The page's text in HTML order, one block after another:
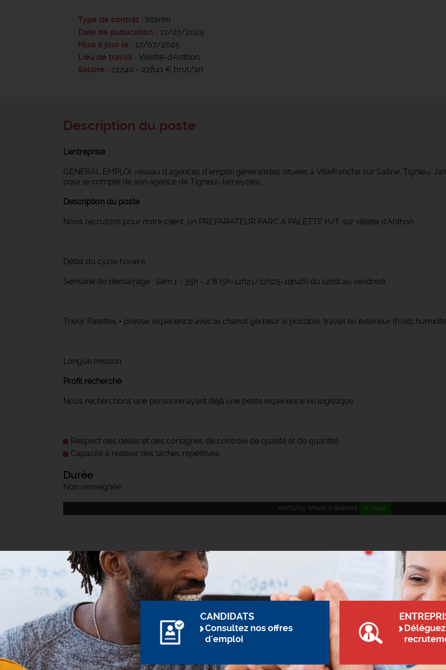
Type de contrat
Intérim
Date de publication
17/07/2025
Mise à jour le
17/07/2025
Lieu de travail
Villette-d'Anthon
Salaire
22240 - 22841 € brut/an
Description du poste
L'entreprise
GÉNÉRAL EMPLOI, réseau d'agences d’emploi généralistes situées à Villefranche sur Saône, Tignieu-
pour le compte de son agence de Tignieu-Jameyzieu.
Description du poste
Nous recrutons pour notre client, un PREPARATEUR PARC A PALETTE H/F sur villette d'Anthon
Détail du cycle horaire :
Semaine de démarrage : Sem.1 - 35h - 2*8 (5h-12h21/12h25-19h46) du lundi au vendredi
Trieur Palettes + presse, expérience avec le chariot gerbeur si possible, travail en extérieur (froid,
Longue mission
Profil recherché
Nous recherchons une personne ayant déjà une petite expérience en logistique
Respect des délais et des consignes de contrôle de qualité et de quantité,
Capacité à réaliser des tâches répétitives
Durée
Non renseignée
AddToAny (share) is disabled. ✓ Allow
CANDIDATS
Consultez nos offres
d'emploi